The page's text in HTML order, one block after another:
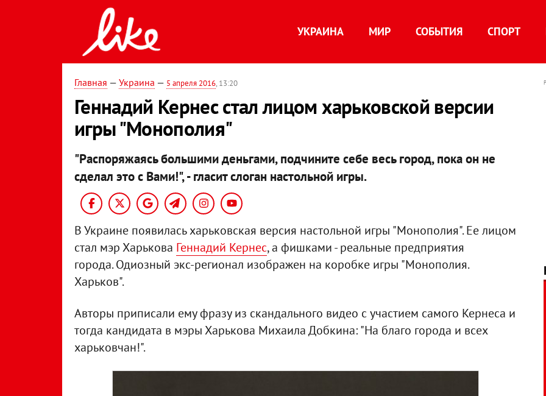
УКРАИНА МИР СОБЫТИЯ СПОРТ
Главная — Украина — 5 апреля 2016, 13:20
Геннадий Кернес стал лицом харьковской версии
игры "Монополия"
"Распоряжаясь большими деньгами, подчините себе весь город, пока он не
сделал это с Вами!", - гласит слоган настольной игры.
В Украине появилась харьковская версия настольной игры "Монополия". Ее лицом
стал мэр Харькова Геннадий Кернес, а фишками - реальные предприятия
города. Одиозный экс-регионал изображен на коробке игры "Монополия.
Харьков".
Авторы приписали ему фразу из скандального видео с участием самого Кернеса и
тогда кандидата в мэры Харькова Михаила Добкина: "На благо города и всех
харьковчан!".